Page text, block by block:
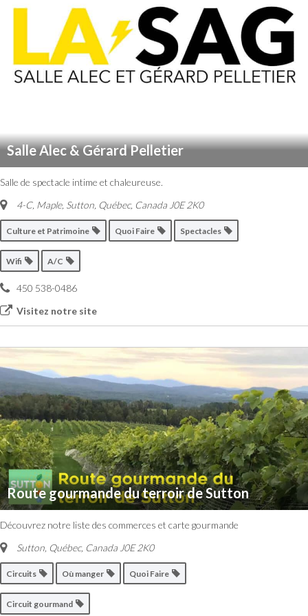
Salle Alec & Gérard Pelletier
Salle de spectacle intime et chaleureuse.
4-C, Maple, Sutton Québec, Canada J0E 2K0
Culture et Patrimoine Quoi Faire Spectacles
Wifi A/C
450 538-0486
Visitez notre site
Route gourmande du terroir de Sutton
Découvrez notre liste des commerces et carte gourmande
Sutton, Québec, Canada J0E 2K0
Circuits Où manger Quoi Faire
Circuit gourmand